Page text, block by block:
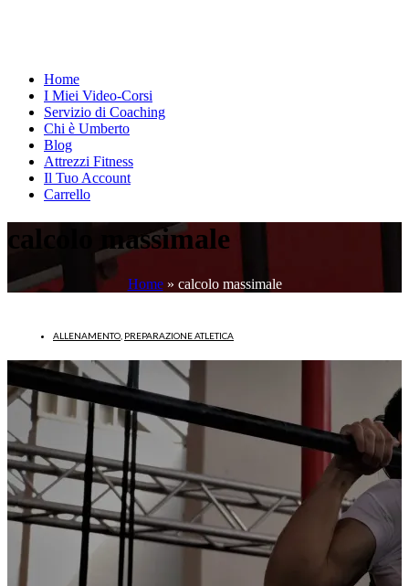
Home
I Miei Video-Corsi
Servizio di Coaching
Chi è Umberto
Blog
Attrezzi Fitness
Il Tuo Account
Carrello
calcolo massimale
Home» calcolo massimale
ALLENAMENTO PREPARAZIONE ATLETICA